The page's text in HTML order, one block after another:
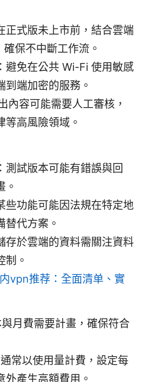
正式版未上市前，結合雲端
保不中斷工作流。
避免在公共 Wi-Fi 使用敏感
到端加密的服務。
內容可能需要人工審核，
等高風險領域。
測試版本可能有錯誤與回
。
些功能可能因法規在特定地
替代方案。
存於雲端的資料需關注資料
制。
vpn推荐：全面清单、實
月費需要計畫，確保符合
常以使用量計費，設定每
外產生高額費用。